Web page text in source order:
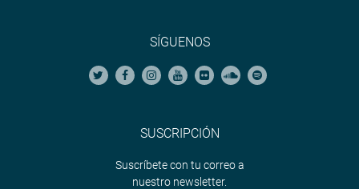
SÍGUENOS
SUSCRIPCIÓN
Suscríbete con tu correo a
nuestro newsletter.